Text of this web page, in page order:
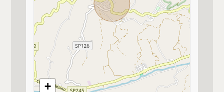
+
Arredato
Nuova costruzione
Lusso